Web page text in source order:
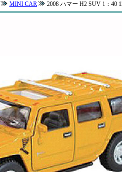
MINI CAR 2008 ハマー H2 SUV 1：40